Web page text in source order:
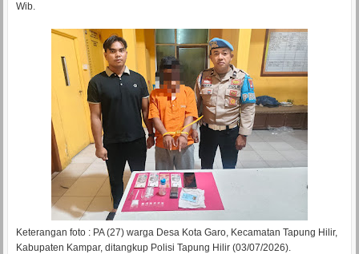
Wib.
Keterangan foto : PA (27) warga Desa Kota Garo, Kecamatan Tapung Hilir,
Kabupaten Kampar, ditangkup Polisi Tapung Hilir (03/07/2026).